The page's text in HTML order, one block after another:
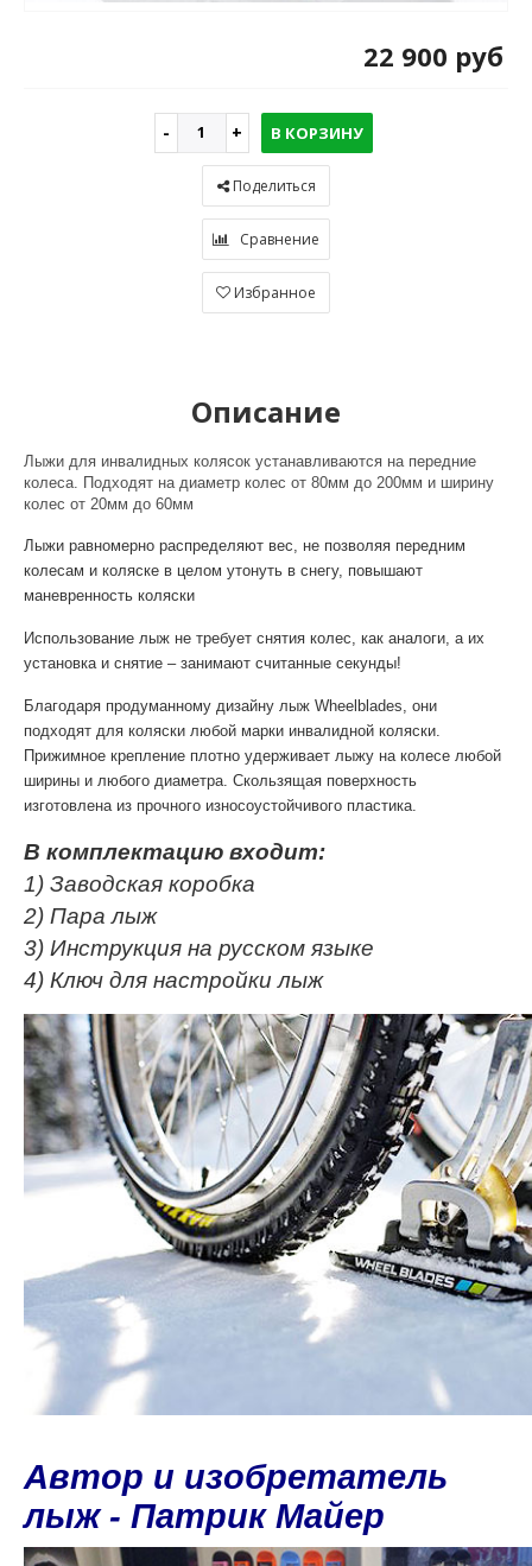
22 900 руб
В КОРЗИНУ
Поделиться
Сравнение
Избранное
Описание
Лыжи для инвалидных колясок устанавливаются на передние
колеса. Подходят на диаметр колес от 80мм до 200мм и ширину
колес от 20мм до 60мм
Лыжи равномерно распределяют вес, не позволяя передним
колесам и коляске в целом утонуть в снегу, повышают
маневренность коляски
Использование лыж не требует снятия колес, как аналоги, а их
установка и снятие – занимают считанные секунды!
Благодаря продуманному дизайну лыж Wheelblades, они
подходят для коляски любой марки инвалидной коляски.
Прижимное крепление плотно удерживает лыжу на колесе любой
ширины и любого диаметра. Скользящая поверхность
изготовлена из прочного износоустойчивого пластика.
В комплектацию входит:
1) Заводская коробка
2) Пара лыж
3) Инструкция на русском языке
4) Ключ для настройки лыж
Автор и изобретатель
лыж - Патрик Майер